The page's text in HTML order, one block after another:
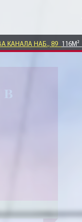
КАНАЛА НАБ., 89 116М²